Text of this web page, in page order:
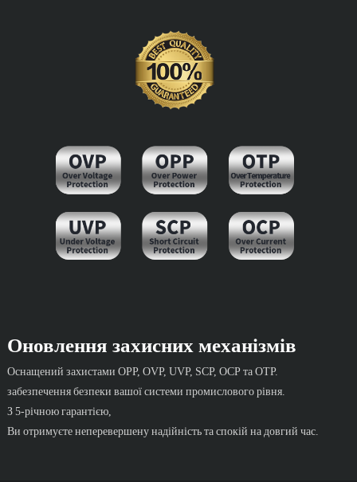
Оновлення захисних механізмів
Оснащений захистами OPP, OVP, UVP, SCP, OCP та OTP.
забезпечення безпеки вашої системи промислового рівня.
З 5-річною гарантією,
Ви отримуєте неперевершену надійність та спокій на довгий час.